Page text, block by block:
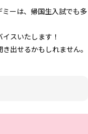
ーは、帰国生入試でも多
スいたします！
出せるかもしれません。